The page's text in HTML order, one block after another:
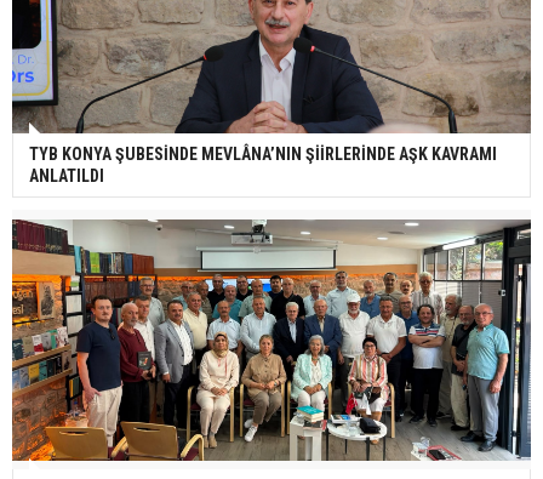
TYB KONYA ŞUBESİNDE MEVLÂNA’NIN ŞİİRLERİNDE AŞK KAVRAMI
ANLATILDI